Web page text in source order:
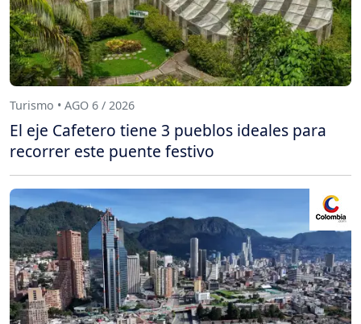
Turismo • AGO 6 / 2026
El eje Cafetero tiene 3 pueblos ideales para
recorrer este puente festivo